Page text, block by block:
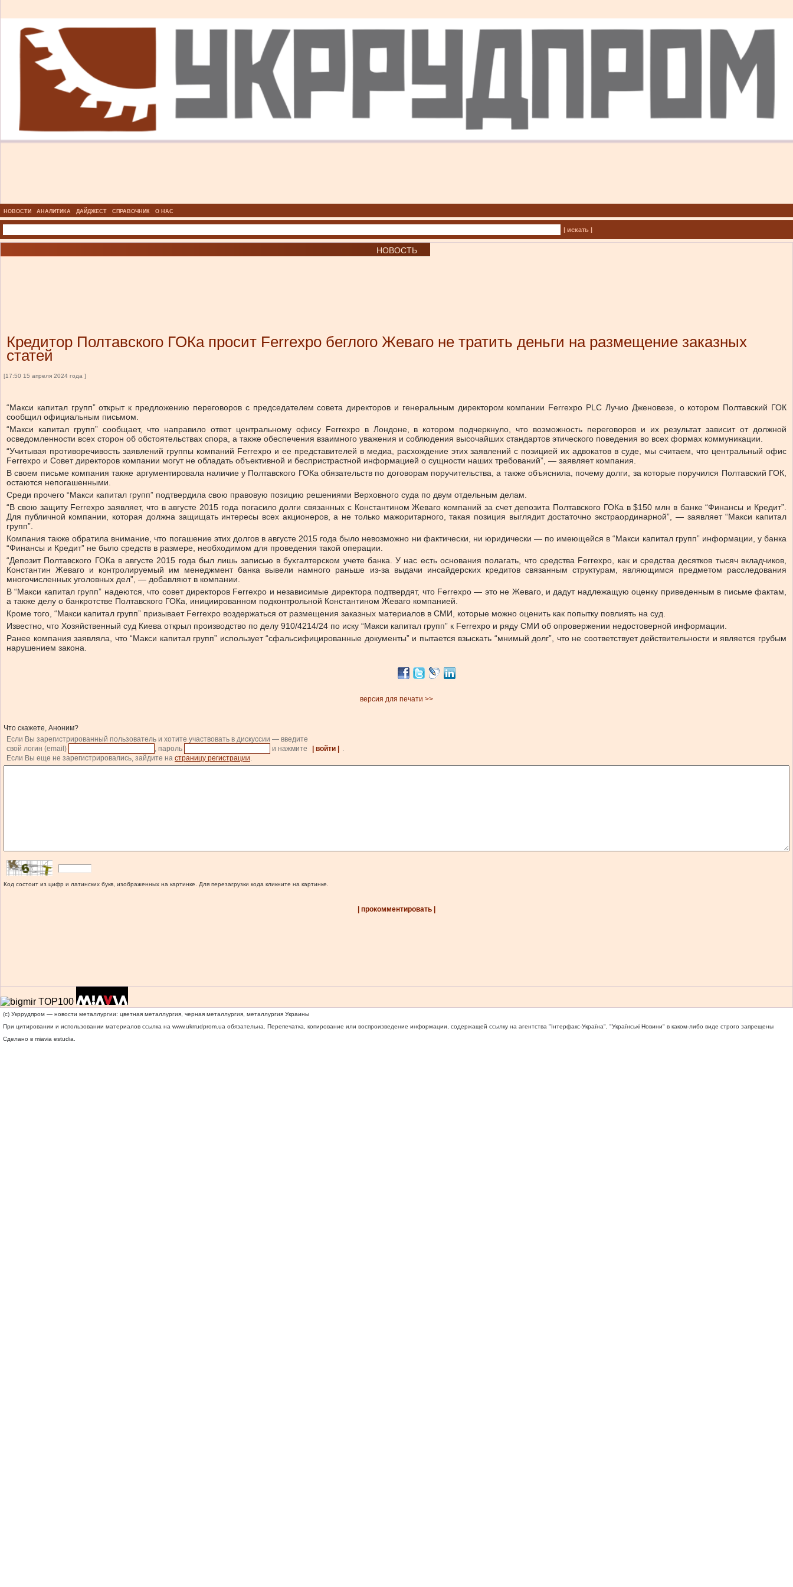
НОВОСТИ АНАЛИТИКА ДАЙДЖЕСТ СПРАВОЧНИК О НАС
| искать |
НОВОСТЬ
Кредитор Полтавского ГОКа просит Ferrexpo беглого Жеваго не тратить деньги на размещение заказных
статей
[17:50 15 апреля 2024 года ]
“Макси капитал групп” открыт к предложению переговоров с председателем совета директоров и генеральным директором компании Ferrexpo PLC Лучио Дженовезе, о котором Полтавский ГОК
сообщил официальным письмом.
“Макси капитал групп” сообщает, что направило ответ центральному офису Ferrexpo в Лондоне, в котором подчеркнуло, что возможность переговоров и их результат зависит от должной
осведомленности всех сторон об обстоятельствах спора, а также обеспечения взаимного уважения и соблюдения высочайших стандартов этического поведения во всех формах коммуникации.
“Учитывая противоречивость заявлений группы компаний Ferrexpo и ее представителей в медиа, расхождение этих заявлений с позицией их адвокатов в суде, мы считаем, что центральный офис
Ferrexpo и Совет директоров компании могут не обладать объективной и беспристрастной информацией о сущности наших требований”, — заявляет компания.
В своем письме компания также аргументировала наличие у Полтавского ГОКа обязательств по договорам поручительства, а также объяснила, почему долги, за которые поручился Полтавский ГОК,
остаются непогашенными.
Среди прочего “Макси капитал групп” подтвердила свою правовую позицию решениями Верховного суда по двум отдельным делам.
“В свою защиту Ferrexpo заявляет, что в августе 2015 года погасило долги связанных с Константином Жеваго компаний за счет депозита Полтавского ГОКа в $150 млн в банке “Финансы и Кредит”.
Для публичной компании, которая должна защищать интересы всех акционеров, а не только мажоритарного, такая позиция выглядит достаточно экстраординарной”, — заявляет “Макси капитал
групп”.
Компания также обратила внимание, что погашение этих долгов в августе 2015 года было невозможно ни фактически, ни юридически — по имеющейся в “Макси капитал групп” информации, у банка
“Финансы и Кредит” не было средств в размере, необходимом для проведения такой операции.
“Депозит Полтавского ГОКа в августе 2015 года был лишь записью в бухгалтерском учете банка. У нас есть основания полагать, что средства Ferrexpo, как и средства десятков тысяч вкладчиков,
Константин Жеваго и контролируемый им менеджмент банка вывели намного раньше из-за выдачи инсайдерских кредитов связанным структурам, являющимся предметом расследования
многочисленных уголовных дел”, — добавляют в компании.
В “Макси капитал групп” надеются, что совет директоров Ferrexpo и независимые директора подтвердят, что Ferrexpo — это не Жеваго, и дадут надлежащую оценку приведенным в письме фактам,
а также делу о банкротстве Полтавского ГОКа, инициированном подконтрольной Константином Жеваго компанией.
Кроме того, “Макси капитал групп” призывает Ferrexpo воздержаться от размещения заказных материалов в СМИ, которые можно оценить как попытку повлиять на суд.
Известно, что Хозяйственный суд Киева открыл производство по делу 910/4214/24 по иску “Макси капитал групп” к Ferrexpo и ряду СМИ об опровержении недостоверной информации.
Ранее компания заявляла, что “Макси капитал групп” использует “сфальсифицированные документы” и пытается взыскать “мнимый долг”, что не соответствует действительности и является грубым
нарушением закона.
версия для печати >>
Что скажете, Аноним?
Если Вы зарегистрированный пользователь и хотите участвовать в дискуссии — введите
свой логин (email)
, пароль и нажмите | войти |
.
Если Вы еще не зарегистрировались, зайдите на страницу регистрации.
Код состоит из цифр и латинских букв, изображенных на картинке. Для перезагрузки кода кликните на картинке.
| прокомментировать |
(c) Укррудпром — новости металлургии: цветная металлургия, черная металлургия, металлургия Украины
При цитировании и использовании материалов ссылка на www.ukrrudprom.ua обязательна. Перепечатка, копирование или воспроизведение информации, содержащей ссылку на агентства "Iнтерфакс-Україна", "Українськi Новини" в каком-либо виде строго запрещены
Сделано в miavia estudia.